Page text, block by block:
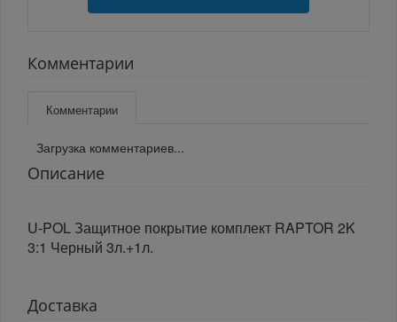
Комментарии
Комментарии
Загрузка комментариев...
Описание
U-POL Защитное покрытие комплект RAPTOR 2K
3:1 Черный 3л.+1л.
Доставка